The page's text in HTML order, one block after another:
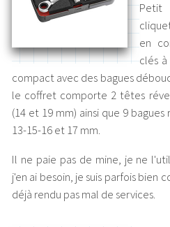
Petit
en
clés
compact avec des bagues
le coffret comporte 2 têtes
(14 et 19 mm) ainsi que 9
13-15-16 et 17 mm.
Il ne paie pas de mine, je ne
j'en ai besoin, je suis parfois bien
déjà rendu pas mal de services.